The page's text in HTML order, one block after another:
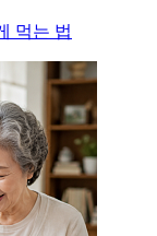
먹는 법